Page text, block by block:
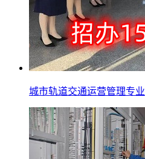
城市轨道交通运营管理专业